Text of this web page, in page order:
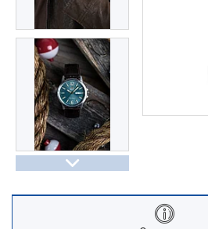
Новости
Статьи